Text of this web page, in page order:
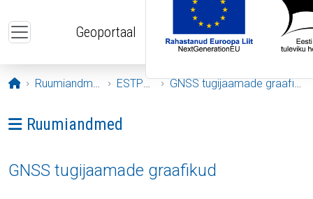
Geoportaal
Avaleht
Ruumiandmed ESTPOS GNSS tugijaamade graafikud
Ava menüü: Ruumiandmed
Ruumiandmed
GNSS tugijaamade graafikud